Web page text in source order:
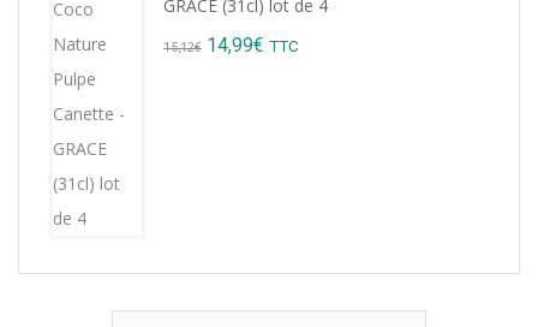
GRACE (31cl) lot de 4
15,12€ Original
14,99€ Current
TTC